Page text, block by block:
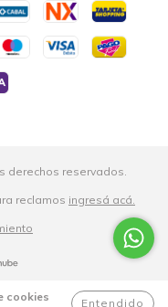
cookies
Entendido
derechos reservados.
reclamos ingresá acá.